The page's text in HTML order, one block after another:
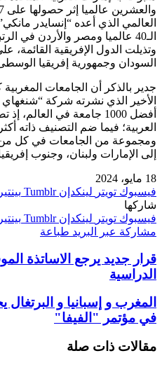
العالمي الذي أعده “إنسايدر
وتذيلت الدول الإفريقية
السودان وجمهورية إفريقيا
جدير بالذكر أن الجامعات
الأخير الذي نشرته شركة
أفضل 1000 جامعة في
ومجموعة من الجامعات في كل من
إلى الإمارات ولبنان، وجنوب
18 مايو، 2024
فيسبوك تويتر لينكدإن
شاركها
فيسبوك تويتر لينكدإن
مشاركة عبر البريد طباعة
قرار جديد يرجع الاساتذة
الدراسية
المغرب و إسبانيا و
في مؤتمر "الفيفا"
مقالات ذات صلة